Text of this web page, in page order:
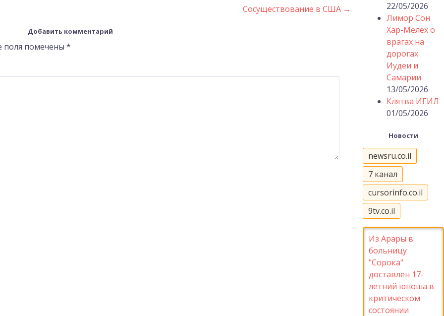
Сосуществование в США →
Добавить комментарий
поля помечены *
22/05/2026
Лимор Сон
Хар-Мелех о
врагах на
дорогах
Иудеи и
Самарии
13/05/2026
Клятва ИГИЛ
01/05/2026
Новости
newsru.co.il
7 канал
cursorinfo.co.il
9tv.co.il
Из Арары в
больницу
"Сорока"
доставлен 17-
летний юноша в
критическом
состоянии